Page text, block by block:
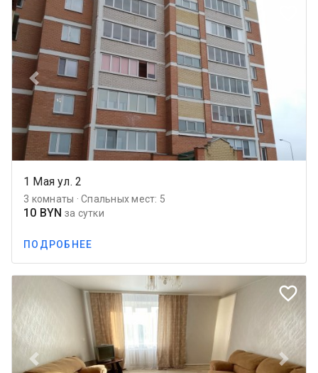
Previous
1 Мая ул. 2
3 комнаты · Спальных мест: 5
10 BYN за сутки
ПОДРОБНЕЕ
favorite_border
Previous Next